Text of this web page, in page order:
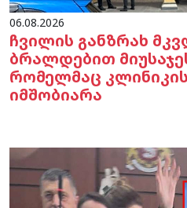
06.08.2026
ჩვილის განზრახ
ბრალდებით
რომელმაც
იმშობიარა